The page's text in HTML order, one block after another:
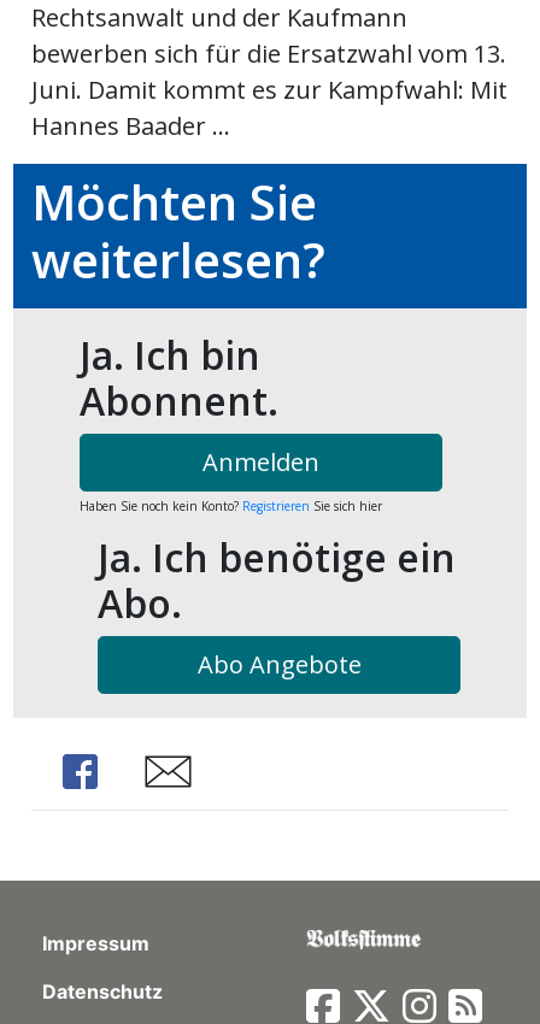
Fussball
Rechtsanwalt und der Kaufmann
bewerben sich für die Ersatzwahl vom 13.
Juni. Damit kommt es zur Kampfwahl: Mit
Hannes Baader ...
Möchten Sie
weiterlesen?
Ja. Ich bin
Abonnent.
Anmelden
Haben Sie noch kein Konto? Registrieren Sie sich hier
Ja. Ich benötige ein
Abo.
Abo Angebote
Share Share
Impressum
Datenschutz